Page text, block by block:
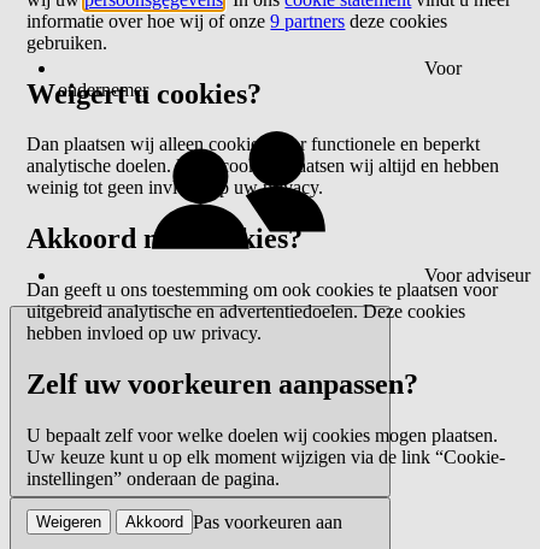
Voor
ondernemer
Voor adviseur
informatie over hoe wij of onze9 partners deze cookies
gebruiken.
Weigert u cookies?
Dan plaatsen wij alleen cookies voor functionele en beperkt
analytische doelen. Deze cookies plaatsen wij altijd en hebben
weinig tot geen invloed op uw privacy.
Akkoord met cookies?
Dan geeft u ons toestemming om ook cookies te plaatsen voor
uitgebreid analytische en advertentiedoelen. Deze cookies
hebben invloed op uw privacy.
Zelf uw voorkeuren aanpassen?
U bepaalt zelf voor welke doelen wij cookies mogen plaatsen.
Uw keuze kunt u op elk moment wijzigen via de link “Cookie-
instellingen” onderaan de pagina.
Pas voorkeuren aan
Weigeren Akkoord